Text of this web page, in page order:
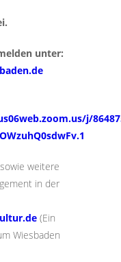
unter:
j/
weitere
in der
(Ein
Wiesbaden